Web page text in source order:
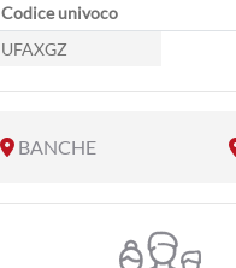
Codice univoco
UFAXGZ
BANCHE